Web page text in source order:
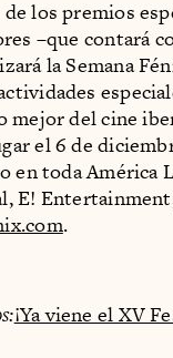
los premios
–que contará
la Semana
mejor del cine
el 6 de
en toda América
E!
.
¡Ya viene el XV